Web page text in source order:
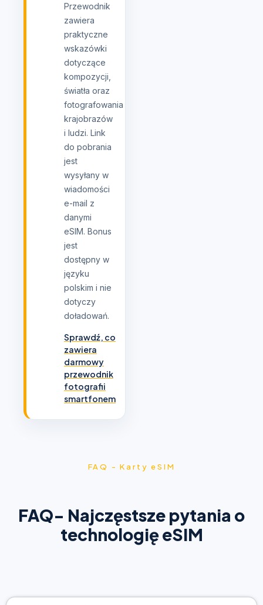
Przewodnik
zawiera
praktyczne
wskazówki
dotyczące
kompozycji,
światła oraz
fotografowania
krajobrazów
i ludzi. Link
do pobrania
jest
wysyłany w
wiadomości
e-mail z
danymi
eSIM. Bonus
jest
dostępny w
języku
polskim i nie
dotyczy
doładowań.
Sprawdź, co
zawiera
darmowy
przewodnik
fotografii
smartfonem
FAQ - Karty eSIM
FAQ- Najczęstsze pytania o
technologię eSIM